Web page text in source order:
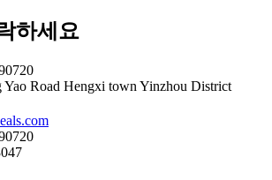
하세요
Yao Road Hengxi town Yinzhou District